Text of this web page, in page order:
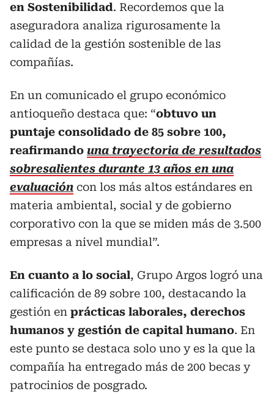
en Sostenibilidad. Recordemos que la
aseguradora analiza rigurosamente la
calidad de la gestión sostenible de las
compañías.
En un comunicado el grupo económico
antioqueño destaca que: “obtuvo un
puntaje consolidado de 85 sobre 100,
reafirmando una trayectoria de resultados
sobresalientes durante 13 años en una
evaluación con los más altos estándares en
materia ambiental, social y de gobierno
corporativo con la que se miden más de 3.500
empresas a nivel mundial”.
En cuanto a lo social, Grupo Argos logró una
calificación de 89 sobre 100, destacando la
gestión en prácticas laborales, derechos
humanos y gestión de capital humano. En
este punto se destaca solo uno y es la que la
compañía ha entregado más de 200 becas y
patrocinios de posgrado.